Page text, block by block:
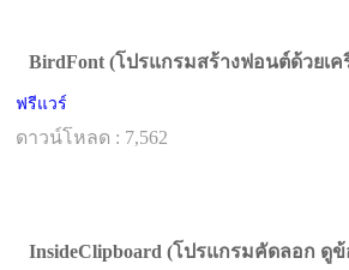
BirdFont (โปรแกรมสร้างฟอนต์ด้วยเค
ฟรีแวร์
ดาวน์โหลด : 7,562
InsideClipboard (โปรแกรมคัดลอก ดู